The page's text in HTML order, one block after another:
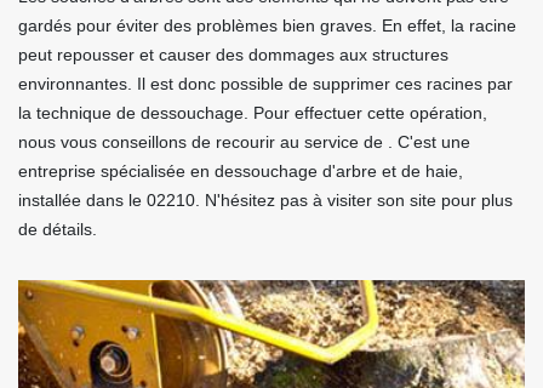
gardés pour éviter des problèmes bien graves. En effet, la racine
peut repousser et causer des dommages aux structures
environnantes. Il est donc possible de supprimer ces racines par
la technique de dessouchage. Pour effectuer cette opération,
nous vous conseillons de recourir au service de . C'est une
entreprise spécialisée en dessouchage d'arbre et de haie,
installée dans le 02210. N'hésitez pas à visiter son site pour plus
de détails.